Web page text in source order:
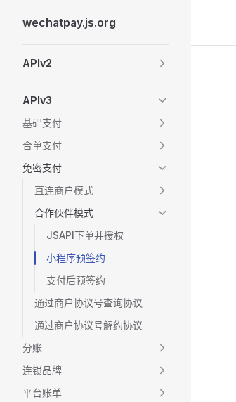
Skip to content
wechatpay.js.org
APIv2
APIv3
基础支付
合单支付
免密支付
直连商户模式
合作伙伴模式
JSAPI下单并授权
小程序预签约
支付后预签约
通过商户协议号查询协议
通过商户协议号解约协议
分账
连锁品牌
平台账单